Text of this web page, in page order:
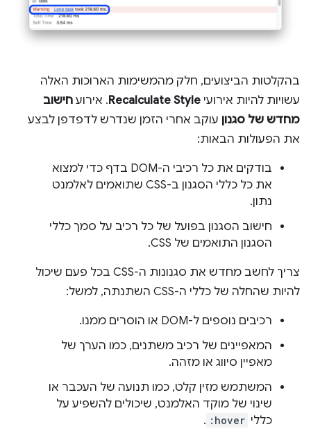
בהקלטות הביצועים, חלק מהמשימות הארוכות האלה
עשויות להיות אירועי Recalculate Style. אירוע חישוב
מחדש של סגנון עוקב אחרי הזמן שנדרש לדפדפן לבצע
את הפעולות הבאות:
בודקים את כל רכיבי ה-DOM בדף כדי למצוא
את כל כללי הסגנון ב-CSS שתואמים לאלמנט
נתון.
חישוב הסגנון בפועל של כל רכיב על סמך כללי
הסגנון התואמים של CSS.
צריך לחשב מחדש את סגנונות ה-CSS בכל פעם שיכול
להיות שהחלה של כללי ה-CSS השתנתה, למשל:
רכיבים נוספים ל-DOM או הוסרים ממנו.
המאפיינים של רכיב משתנים, כמו הערך של
מאפיין סיווג או מזהה.
המשתמש מזין קלט, כמו תנועה של העכבר או
שינוי של מוקד האלמנט, שיכולים להשפיע על
כללי :hover
.